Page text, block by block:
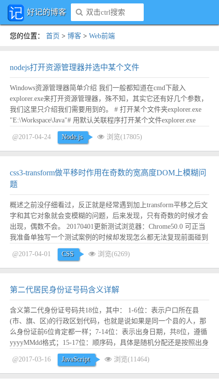
好记的博客
您的位置 ： 首页 > 博客 > Web前端
nodejs打开资源管理器并选中某个文件
Windows资源管理器简单介绍 我们一般都知道在cmd下敲入
explorer.exe来打开资源管理器，殊不知，其实它还有好几个参数，
我们这里只介绍我们需要用到的。 # 打开某个文件夹explorer.exe
"E:\Workspace\Java"# 用默认关联程序打开某个文件explorer.exe
"E:\Workspace\Java\test.html"# 打开资源管理器并选中某个文件或...
阅读全文
@2017-04-24 Node.js 浏览(17805)
css3-transform做平移时作用在奇数的宽高度DOM上模糊问
题
概述之前没仔细看过，反正就是经常遇到加上transform平移之后文
字和其它对象就会变模糊的问题，后来发现，只有奇数的时候才会
出现，偶数不会。 20170401更新测试浏览器：Chrome50.0 可正当
我准备单独写一个测试案例的时候却发现怎么都无法复现前面碰到
的模糊问题：新写的测试页面无论是奇数还是偶数都不会模糊，但
是项目页面还是存在，且即使我把测试页面的代码copy到项目页面
里面去也还是会...阅读全文
@2017-04-01 CSS 浏览(6269)
第二代居民身份证号码含义详解
含义第二代身份证号码共18位，其中： 1-6位：表示户口所在县
(市、旗、区)的行政区划代码，也就是说如果是同一个县的人，那
么身份证前6位肯定都一样；7-14位：表示出身日期，共8位，遵循
yyyyMMdd格式；15-17位：顺序码，具体是随机分配还是按照出身
年月有序分配不清楚，第17位为奇数表示男性，偶数表示女性；18
位：校验码，根据一个固定规则由前17位数字计算得来； 下面着
重介绍校验码。...阅读全文
@2017-03-16 JavaScript 浏览(11464)